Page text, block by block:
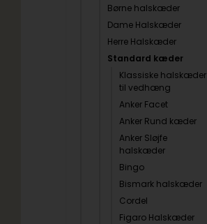
Børne halskæder
Dame Halskæder
Herre Halskæder
Standard kæder
Klassiske halskæder
til vedhæng
Anker Facet
Anker Rund kæder
Anker Sløjfe
halskæder
Bingo
Bismark halskæder
Cordel
Figaro Halskæder